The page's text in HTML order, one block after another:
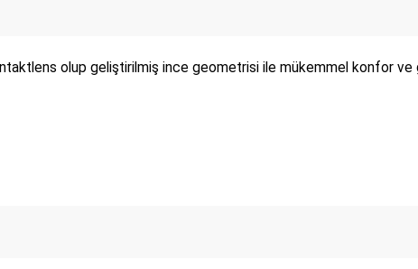
olup geliştirilmiş ince geometrisi ile mükemmel konfor ve